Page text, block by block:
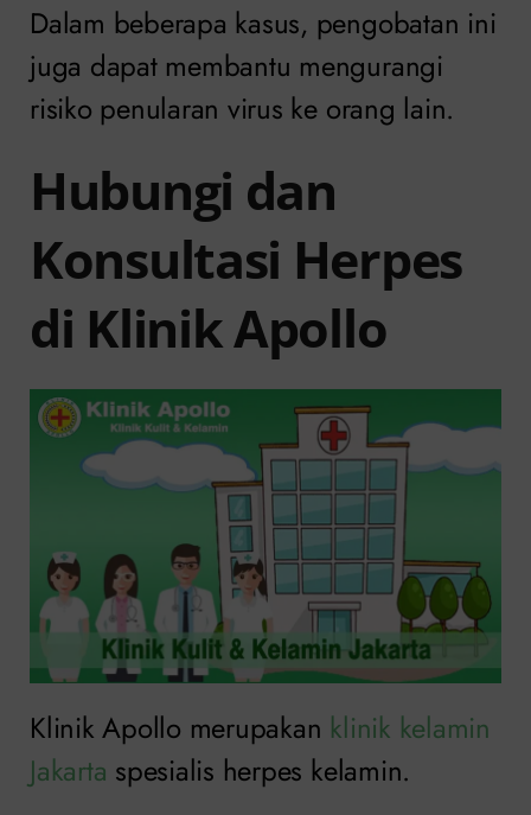
Dalam beberapa kasus, pengobatan ini
juga dapat membantu mengurangi
risiko penularan virus ke orang lain.
Hubungi dan
Konsultasi Herpes
di Klinik Apollo
Klinik Apollo merupakan klinik kelamin
Jakarta spesialis herpes kelamin.